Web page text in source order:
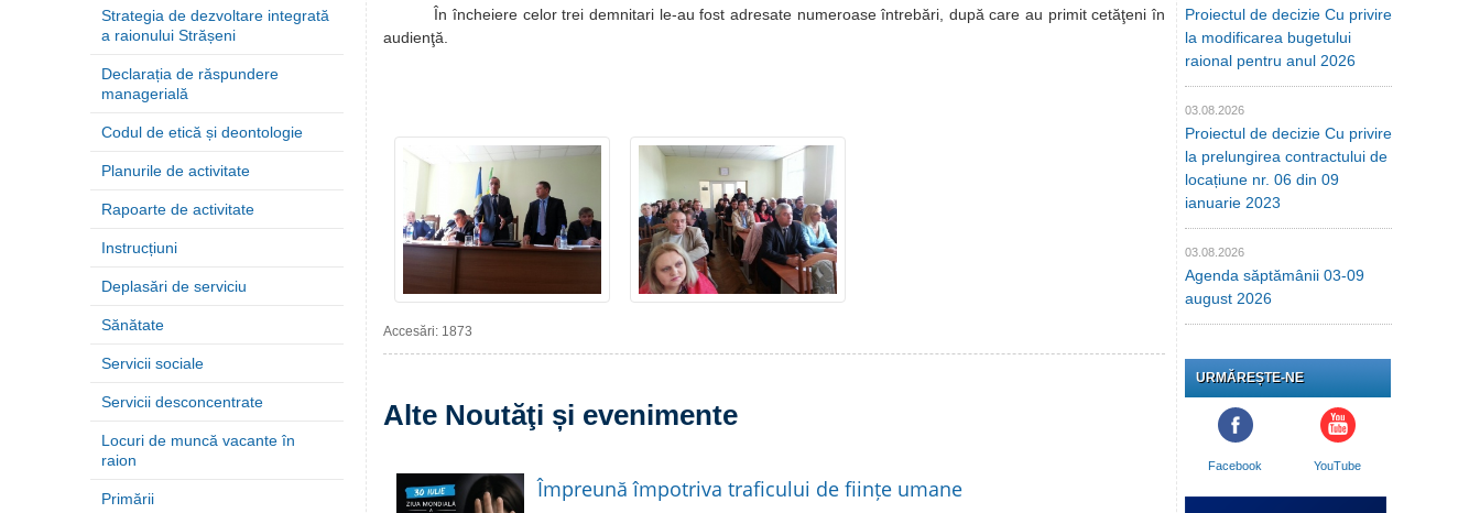
Strategia de dezvoltare integrată
a raionului Strășeni
Declarația de răspundere
managerială
Codul de etică și deontologie
Planurile de activitate
Rapoarte de activitate
Instrucțiuni
Deplasări de serviciu
Sănătate
Servicii sociale
Servicii desconcentrate
Locuri de muncă vacante în
raion
Primării
În încheiere celor trei demnitari le-au fost adresate numeroase întrebări, după care au primit cetăţeni în
audienţă.
Accesări: 1873
Alte Noutăţi și evenimente
Împreună împotriva traficului de ființe umane
Proiectul de decizie Cu privire
la modificarea bugetului
raional pentru anul 2026
03.08.2026
Proiectul de decizie Cu privire
la prelungirea contractului de
locațiune nr. 06 din 09
ianuarie 2023
03.08.2026
Agenda săptămânii 03-09
august 2026
URMĂREȘTE-NE
Facebook YouTube